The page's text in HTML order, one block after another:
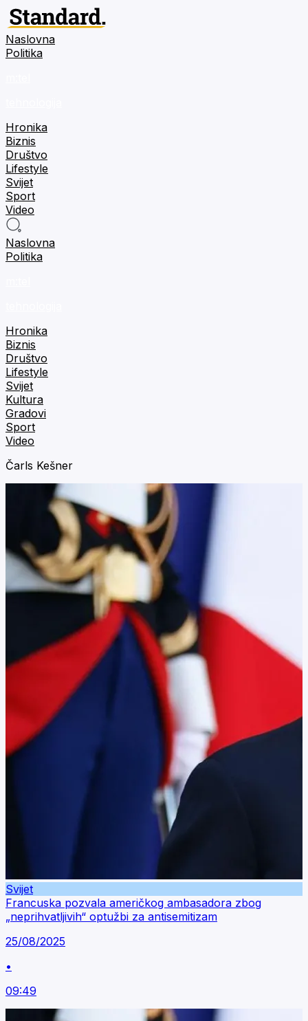
Naslovna
Politika
Hronika
Biznis
Društvo
Lifestyle
Svijet
Sport
Video
Naslovna
Politika
Hronika
Biznis
Društvo
Lifestyle
Svijet
Kultura
Gradovi
Sport
Video
Čarls Kešner
Svijet
Francuska pozvala američkog ambasadora zbog
„neprihvatljivih“ optužbi za antisemitizam
25/08/2025
•
09:49